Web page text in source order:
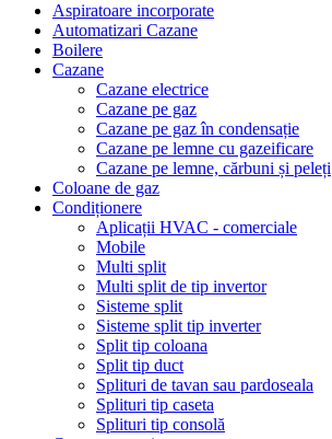
Aspiratoare incorporate
Automatizari Cazane
Boilere
Cazane
Cazane electrice
Cazane pe gaz
Cazane pe gaz în condensație
Cazane pe lemne cu gazeificare
Cazane pe lemne, cărbuni și peleți
Coloane de gaz
Condiționere
Aplicații HVAC - comerciale
Mobile
Multi split
Multi split de tip invertor
Sisteme split
Sisteme split tip inverter
Split tip coloana
Split tip duct
Splituri de tavan sau pardoseala
Splituri tip caseta
Splituri tip consolă